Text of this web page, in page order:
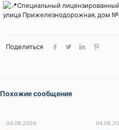
Специальный
улица Прижелезнодорожная, дом
Поделиться
Похожие сообщения
04.08.2026